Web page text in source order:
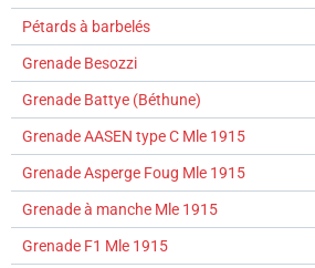
Pétards à barbelés
Grenade Besozzi
Grenade Battye (Béthune)
Grenade AASEN type C Mle 1915
Grenade Asperge Foug Mle 1915
Grenade à manche Mle 1915
Grenade F1 Mle 1915